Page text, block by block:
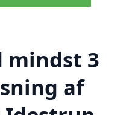
3
af